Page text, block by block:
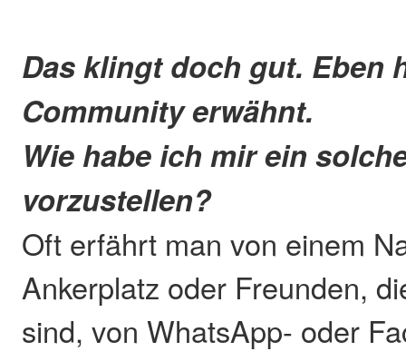
Das klingt doch gut. Eben
Community erwähnt.
Wie habe ich mir ein
vorzustellen?
Oft erfährt man von einem
Ankerplatz oder Freunden,
sind, von WhatsApp- oder